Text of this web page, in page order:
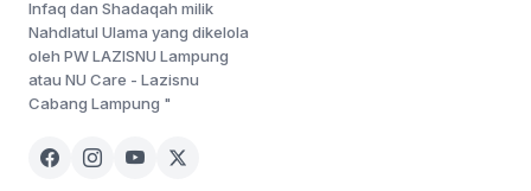
Infaq dan Shadaqah milik
Nahdlatul Ulama yang dikelola
oleh PW LAZISNU Lampung
atau NU Care - Lazisnu
Cabang Lampung "